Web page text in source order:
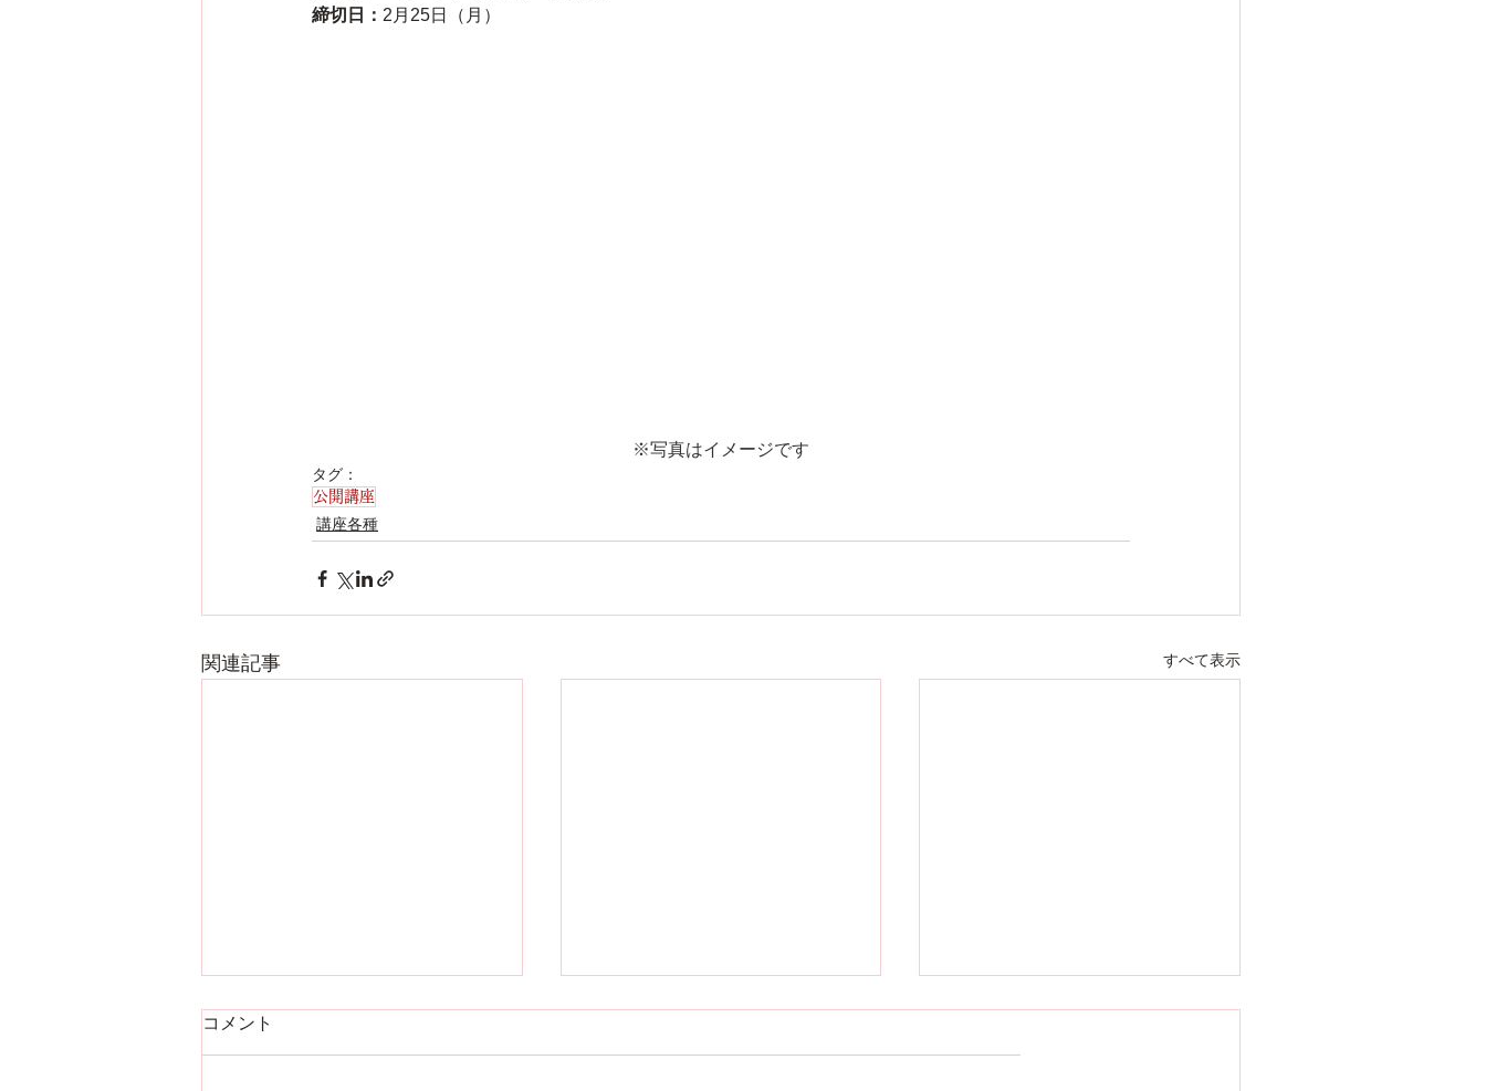
締切日： 2月25日（月）
※写真はイメージです
タグ：
公開講座
講座各種
関連記事 すべて表示
コメント